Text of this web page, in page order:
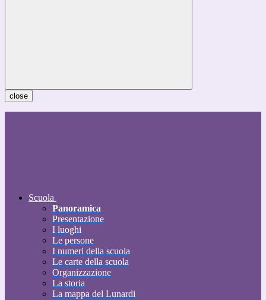
close
Scuola
Panoramica
Presentazione
I luoghi
Le persone
I numeri della scuola
Le carte della scuola
Organizzazione
La storia
La mappa del Lunardi